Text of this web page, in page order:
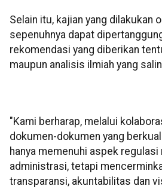
Selain itu, kajian yang dilakukan
sepenuhnya dapat
rekomendasi yang diberikan
maupun analisis ilmiah yang
"Kami berharap, melalui
dokumen-dokumen yang
hanya memenuhi aspek regulasi
administrasi, tetapi
transparansi, akuntabilitas dan